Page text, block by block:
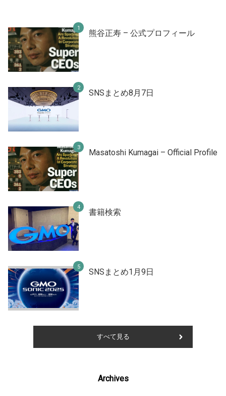
熊谷正寿 – 公式プロフィール
SNSまとめ8月7日
Masatoshi Kumagai – Official Profile
書籍検索
SNSまとめ1月9日
すべて見る
Archives